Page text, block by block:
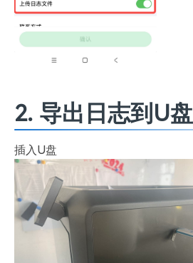
2. 导出日志到U盘
插入U盘